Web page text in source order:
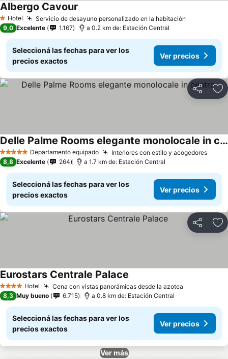
1 Estrellas
Hotel Servicio de desayuno personalizado en la habitación
Albergo Cavour
9,0 Excelente 1.167 a 0.2 km de: Estación Central
Seleccioná las fechas para ver los
precios exactos
Ver precios
Compartir
5 Estrellas Departamento equipado Interiores con estilo y acogedores
Delle Palme Rooms elegante monolocale in centro
8,8 Excelente 264 a 1.7 km de: Estación Central
Seleccioná las fechas para ver los
precios exactos
Ver precios
Compartir
4 EstrellasHotel Cena con vistas panorámicas desde la azotea
Eurostars Centrale Palace
8,3 Muy bueno 6.715 a 0.8 km de: Estación Central
Seleccioná las fechas para ver los
precios exactos
Ver precios
Ver más